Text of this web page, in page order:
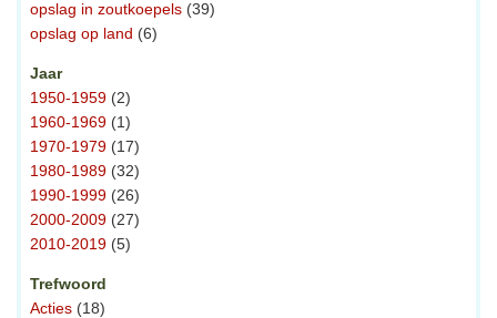
opslag in zoutkoepels (39)
opslag op land (6)
Jaar
1950-1959 (2)
1960-1969 (1)
1970-1979 (17)
1980-1989 (32)
1990-1999 (26)
2000-2009 (27)
2010-2019 (5)
Trefwoord
Acties (18)